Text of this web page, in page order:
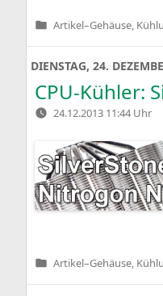
Veröffentlicht
Artikel–Gehäuse,
DIENSTAG, 24.
CPU-Kühler:
24.12.2013 11:44 Uhr
Veröffentlicht
Artikel–Gehäuse,